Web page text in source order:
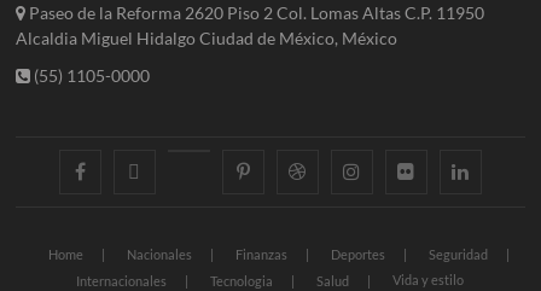
Paseo de la Reforma 2620 Piso 2 Col. Lomas Altas C.P. 11950
Alcaldia Miguel Hidalgo Ciudad de México, México
(55) 1105-0000
facebook googlepluspinterestdribbble instagramflickr linkedin
Home Nacionales Finanzas Deportes
Seguridad
Internacionales
Tecnologia Salud Vida y estilo